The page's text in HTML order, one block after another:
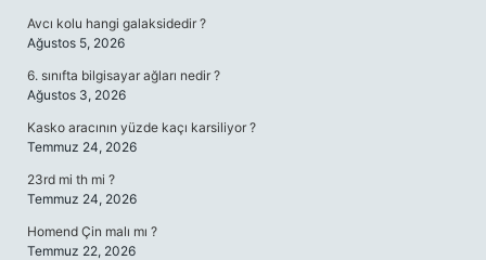
Avcı kolu hangi galaksidedir ?
Ağustos 5, 2026
6. sınıfta bilgisayar ağları nedir ?
Ağustos 3, 2026
Kasko aracının yüzde kaçı karsiliyor ?
Temmuz 24, 2026
23rd mi th mi ?
Temmuz 24, 2026
Homend Çin malı mı ?
Temmuz 22, 2026